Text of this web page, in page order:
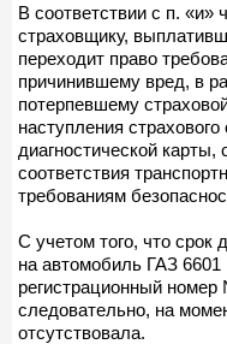
В соответствии с п.
страховщику,
переходит право
причинившему вред, в
потерпевшему
наступления
диагностической
соответствия
требованиям
С учетом того, что срок
на автомобиль ГАЗ 6601
регистрационный
следовательно, на
отсутствовала.